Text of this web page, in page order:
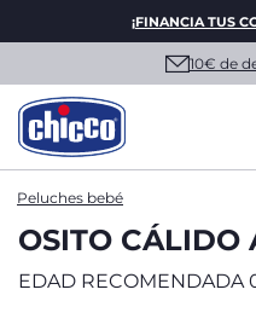
¡FINANCIA TUS
10€ de
Peluches bebé
OSITO CÁLIDO
EDAD RECOMENDADA